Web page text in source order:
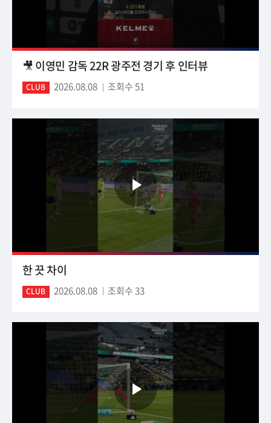
🎥 이영민 감독 22R 광주전 경기 후 인터뷰
CLUB 2026.08.08 조회수 51
한 끗 차이
CLUB 2026.08.08 조회수 33